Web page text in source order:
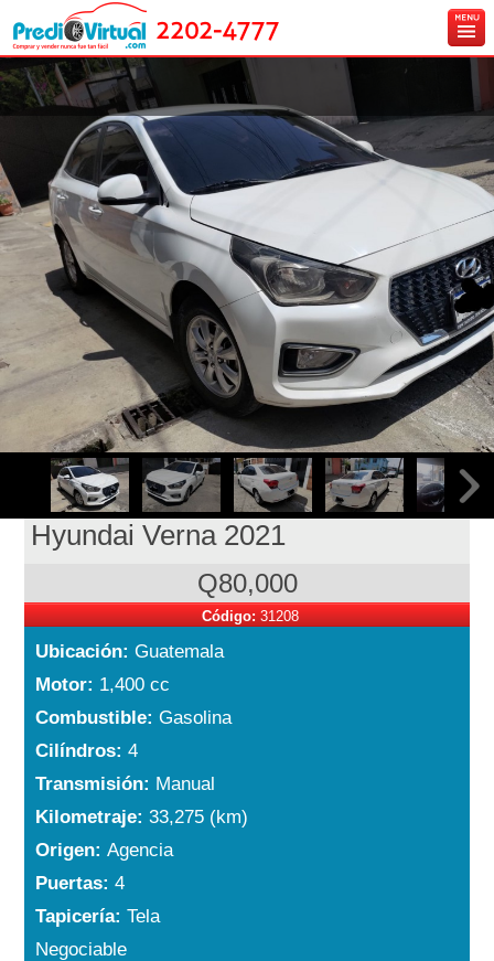
2202-4777
Inicio
Ingresa tu vehículo gratis
Carros en venta
Créditos y Seguros
Contáctanos
Hyundai Verna 2021
Q80,000
Código:31208
Ubicación:Guatemala
Motor: 1,400 cc
Combustible:Gasolina
Cilíndros:4
Transmisión: Manual
Kilometraje:33,275 (km)
Origen:Agencia
Puertas:4
Tapicería:Tela
Negociable